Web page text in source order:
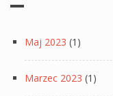
Maj 2023 (1)
Marzec 2023 (1)